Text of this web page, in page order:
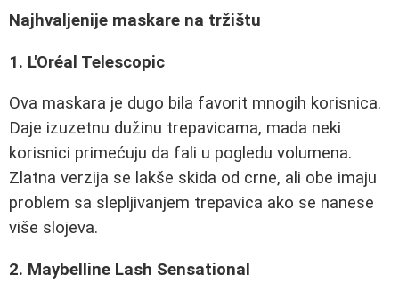
Najhvaljenije maskare na tržištu
1. L'Oréal Telescopic
Ova maskara je dugo bila favorit mnogih korisnica.
Daje izuzetnu dužinu trepavicama, mada neki
korisnici primećuju da fali u pogledu volumena.
Zlatna verzija se lakše skida od crne, ali obe imaju
problem sa slepljivanjem trepavica ako se nanese
više slojeva.
2. Maybelline Lash Sensational